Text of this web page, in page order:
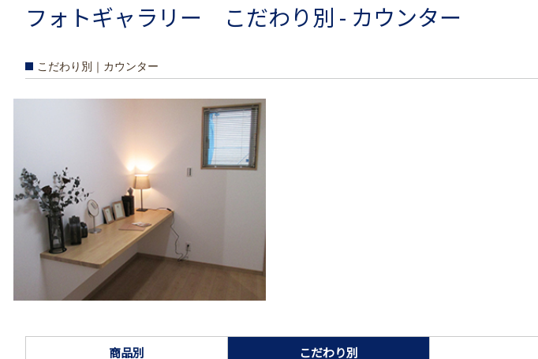
フォトギャラリー こだわり別 - カウンター
こだわり別｜カウンター
商品別 こだわり別